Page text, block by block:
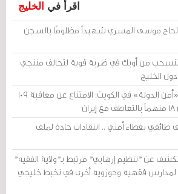
اقرأ في الخليج
الحاج موسى المسري شهيداً مظلومًا بالسجن
تنسحب من أوبك في ضربة قوية لتحالف منتجي
الخليج
محكمة «أمن الدولة» في الكويت: الامتناع عن معاقبة 109
طائفي بغطاء أمني .. انتقادات حادة لملف
تكشف عن "تنظيم إرهابي" مرتبط بـ"ولاية الفقيه"
فقهية وحوزوية أخرى في تخبط خليجي